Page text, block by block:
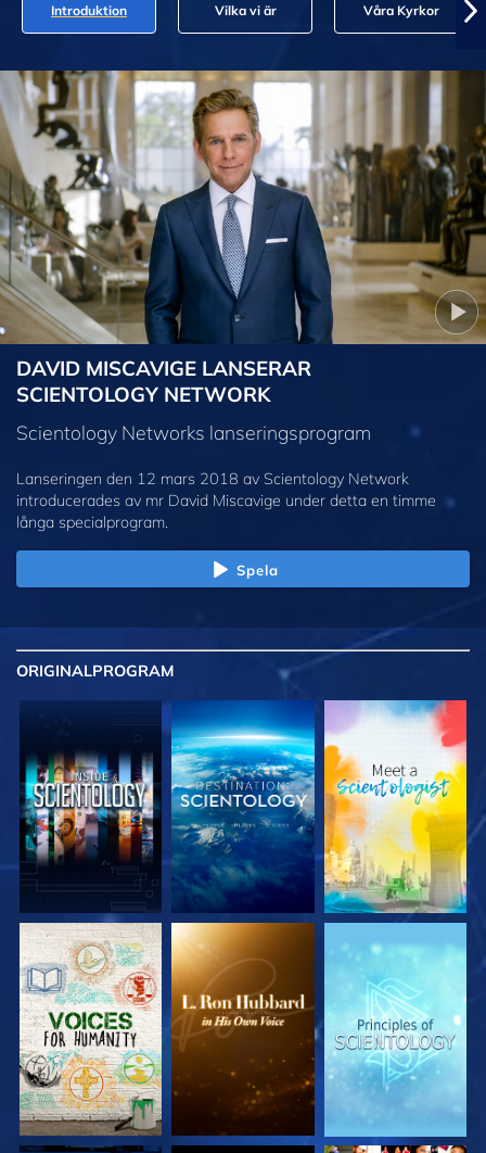
Introduktion Vilka vi är Våra Kyrkor
DAVID MISCAVIGE LANSERAR
SCIENTOLOGY NETWORK
Scientology Networks lanseringsprogram
Lanseringen den 12 mars 2018 av Scientology Network
introducerades av mr David Miscavige under detta en timme
långa specialprogram.
Spela
ORIGINALPROGRAM
UTFORSKA
SERIEN
UTFORSKA
SERIEN
UTFORSKA
SERIEN